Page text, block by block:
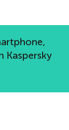
Kaspersky